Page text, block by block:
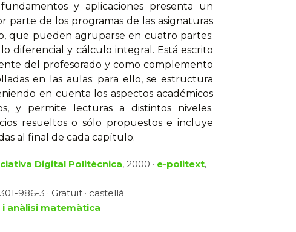
y aplicaciones presenta un
parte de los programas de las asignaturas
que pueden agruparse en cuatro partes:
diferencial y cálculo integral. Está escrito
del profesorado y como complemento
en las aulas; para ello, se estructura
en cuenta los aspectos académicos
y permite lecturas a distintos niveles.
resueltos o sólo propuestos e incluye
al final de cada capítulo.
Digital Politècnica, 2000 · e-politext,
986-3 · Gratuït · castellà
i anàlisi matemàtica